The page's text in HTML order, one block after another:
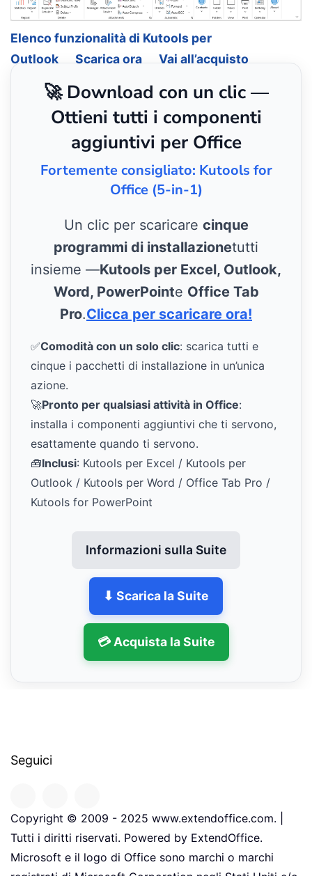
Elenco funzionalità di Kutools per
Outlook
Scarica ora Vai all’acquisto
🚀 Download con un clic —
Ottieni tutti i componenti
aggiuntivi per Office
Fortemente consigliato: Kutools for
Office (5-in-1)
Un clic per scaricare cinque
programmi di installazionetutti
insieme —Kutools per Excel, Outlook,
Word, PowerPointe Office Tab
Pro.Clicca per scaricare ora!
✅Comodità con un solo clic: scarica tutti e
cinque i pacchetti di installazione in un’unica
azione.
🚀Pronto per qualsiasi attività in Office:
installa i componenti aggiuntivi che ti servono,
esattamente quando ti servono.
🧰Inclusi: Kutools per Excel / Kutools per
Outlook / Kutools per Word / Office Tab Pro /
Kutools for PowerPoint
Informazioni sulla Suite
⬇ Scarica la Suite
💳 Acquista la Suite
Seguici
Copyright © 2009 - 2025 www.extendoffice.com. |
Tutti i diritti riservati. Powered by ExtendOffice.
Microsoft e il logo di Office sono marchi o marchi